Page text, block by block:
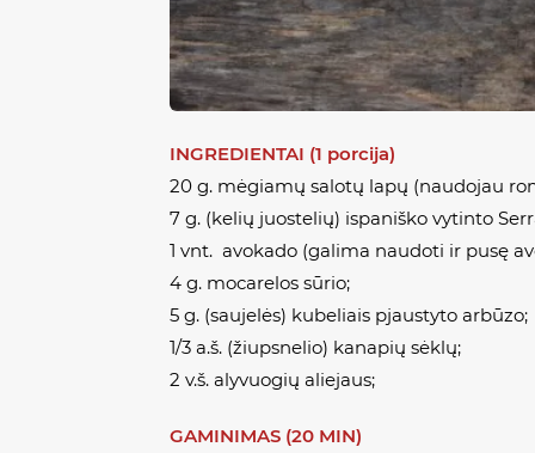
INGREDIENTAI (1 porcija)
20 g. mėgiamų salotų lapų (naudojau
7 g. (kelių juostelių) ispaniško vytinto
1 vnt. avokado (galima naudoti ir pusę
4 g. mocarelos sūrio;
5 g. (saujelės) kubeliais pjaustyto arbūzo;
1/3 a.š. (žiupsnelio) kanapių sėklų;
2 v.š. alyvuogių aliejaus;
GAMINIMAS (20 MIN)